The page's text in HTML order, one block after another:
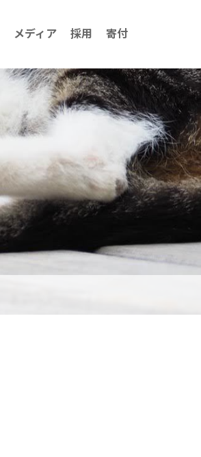
メディア 採用 寄付